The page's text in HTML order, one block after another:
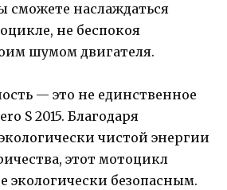
сможете наслаждаться
не беспокоя
шумом двигателя.
— это не единственное
S 2015. Благодаря
чистой энергии
этот мотоцикл
экологически безопасным.